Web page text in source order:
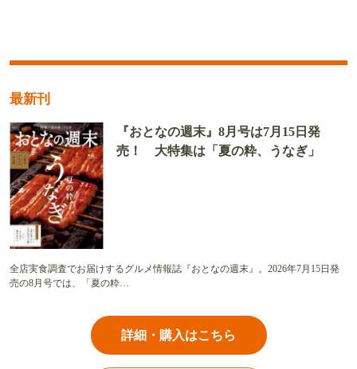
最新刊
『おとなの週末』8月号は7月15日発
売！ 大特集は「夏の粋、うなぎ」
全店実食調査でお届けするグルメ情報誌『おとなの週末』。2026年7月15日発
売の8月号では、「夏の粋…
詳細・購入はこちら